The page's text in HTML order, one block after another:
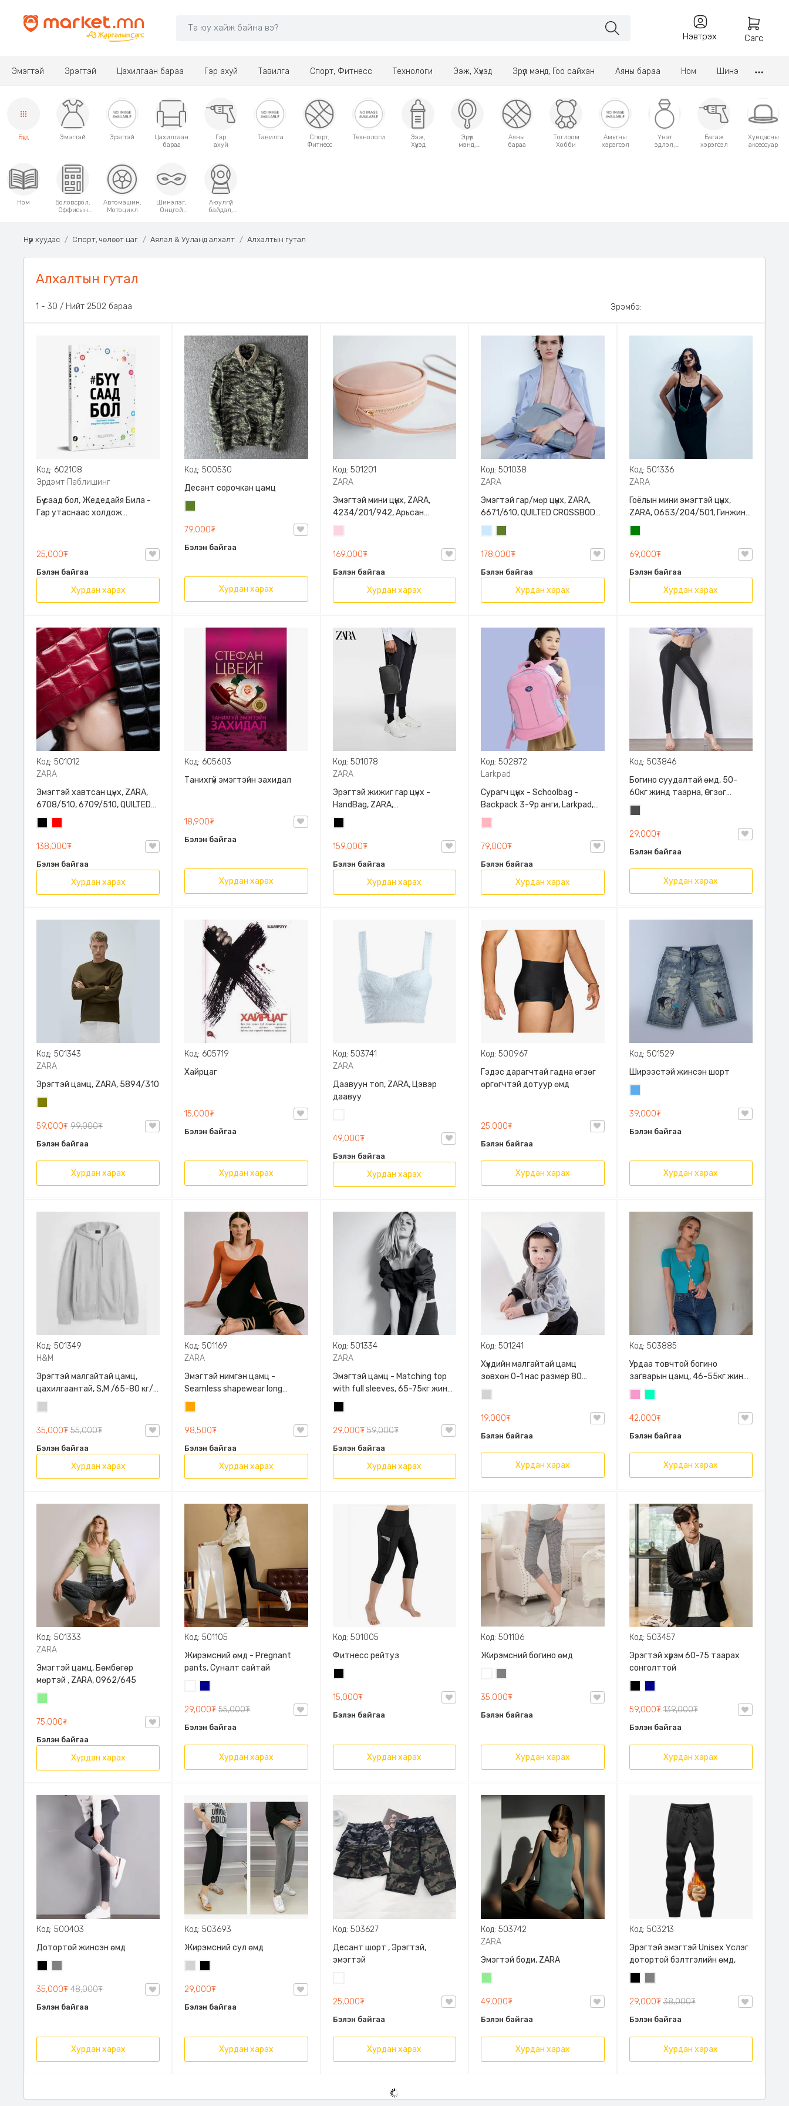
Нэвтрэх Сагс
Эмэгтэй Эрэгтэй Цахилгаан бараа Гэр ахуй Тавилга Спорт, Фитнесс Технологи Ээж, Хүүхэд Эрүүл мэнд, Гоо сайхан Аяны бараа Ном Шинэ
Бүгд Эмэгтэй Эрэгтэй
Цахилгаан
бараа
Гэр
ахуй
Тавилга
Спорт,
Фитнесс
Технологи
Ээж,
Хүүхэд
Эрүүл
мэнд,
Аяны
бараа
Тоглоом
Хобби
Амьтны
хэрэгсэл
Үнэт
эдлэл,
Багаж
хэрэгсэл
Хувцасны
аксессуар
Ном
Боловсрол,
Оффисын
Автомашин,
Мотоцикл
Шинэлэг,
Онцгой
Аюулгүй
байдал,
Нүүр хуудас Спорт, чөлөөт цаг Аялал & Ууланд алхалт Алхалтын гутал
Алхалтын гутал
31 - 60 / Нийт 2502 бараа Эрэмбэ:
Код: 602108
Эрдэмт Паблишинг
Бүү саад бол, Жедедайя Била -
Гар утаснаас холдож
9789919235192
25,000₮
Бэлэн байгаа
Хурдан харах
Код: 500530
Десант сорочкан цамц
79,000₮
Бэлэн байгаа
Хурдан харах
Код: 501201
ZARA
Эмэгтэй мини цүнх, ZARA,
4234/201/942, Арьсан
материалтай, LIMITED EDITION
OVAL LEATHER HANDBAG TRF
169,000₮
Бэлэн байгаа
Хурдан харах
Код: 501038
ZARA
Эмэгтэй гар/мөр цүнх, ZARA,
6671/610, QUILTED CROSSBODY
BAG WITH HANDLE
178,000₮
Бэлэн байгаа
Хурдан харах
Код: 501336
ZARA
Гоёлын мини эмэгтэй цүнх,
ZARA, 0653/204/501, Гинжин
оосортой, Дотроо тольтой
69,000₮
Бэлэн байгаа
Хурдан харах
Код: 501012
ZARA
Эмэгтэй хавтсан цүнх, ZARA,
6708/510, 6709/510, QUILTED
CLUTCH BAGDETAILS, Лакан,
Гинжин оосортой
138,000₮
Бэлэн байгаа
Хурдан харах
Код: 605603
Танихгүй эмэгтэйн захидал
18,900₮
Бэлэн байгаа
Хурдан харах
Код: 501078
ZARA
Эрэгтэй жижиг гар цүнх -
HandBag, ZARA,
3720/005/040, PU арьс
159,000₮
Бэлэн байгаа
Хурдан харах
Код: 502872
Larkpad
Сурагч цүнх - Schoolbag -
Backpack 3-9р анги, Larkpad,
9009-10128, Цацруулагчтай,
Олон тасалгаатай
79,000₮
Бэлэн байгаа
Хурдан харах
Код: 503846
Богино суудалтай өмд, 50-
60кг жинд таарна, Өгзөг
өргөгчтэй
29,000₮
Бэлэн байгаа
Хурдан харах
Код: 501343
ZARA
Эрэгтэй цамц, ZARA, 5894/310
59,000₮ 99,000₮
Бэлэн байгаа
Хурдан харах
Код: 605719
Хайрцаг
15,000₮
Бэлэн байгаа
Хурдан харах
Код: 503741
ZARA
Даавуун топ, ZARA, Цэвэр
даавуу
49,000₮
Бэлэн байгаа
Хурдан харах
Код: 500967
Гэдэс дарагчтай гадна өгзөг
өргөгчтэй дотуур өмд
25,000₮
Бэлэн байгаа
Хурдан харах
Код: 501529
Ширээстэй жинсэн шорт
39,000₮
Бэлэн байгаа
Хурдан харах
Код: 501349
H&M
Эрэгтэй малгайтай цамц,
цахилгаантай, S,M /65-80 кг/,
H&M, 0852614006, Даавуу
35,000₮ 55,000₮
Бэлэн байгаа
Хурдан харах
Код: 501169
ZARA
Эмэгтэй нимгэн цамц -
Seamless shapewear long
sleeve t-shirt, 40-60кг жинд
таарна, ZARA, 8779/458/615,
Урт ханцуйтай
98,500₮
Бэлэн байгаа
Хурдан харах
Код: 501334
ZARA
Эмэгтэй цамц - Matching top
with full sleeves, 65-75кг жинд
таарна, ZARA, 0962/642/800,
Задгай энгэртэй, Урт
ханцуйтай, Богино
29,000₮ 59,000₮
Бэлэн байгаа
Хурдан харах
Код: 501241
Хүүхдийн малгайтай цамц
зөвхөн 0-1 нас размер 80
сонголттой
19,000₮
Бэлэн байгаа
Хурдан харах
Код: 503885
Урдаа товчтой богино
загварын цамц, 46-55кг жинд
таарна
42,000₮
Бэлэн байгаа
Хурдан харах
Код: 501333
ZARA
Эмэгтэй цамц, Бөмбөгөр
мөртэй , ZARA, 0962/645
75,000₮
Бэлэн байгаа
Хурдан харах
Код: 501105
Жирэмсний өмд - Pregnant
pants, Суналт сайтай
29,000₮55,000₮
Бэлэн байгаа
Хурдан харах
Код: 501005
Фитнесс рейтуз
15,000₮
Бэлэн байгаа
Хурдан харах
Код: 501106
Жирэмсний богино өмд
35,000₮
Бэлэн байгаа
Хурдан харах
Код: 503457
Эрэгтэй хүрэм 60-75 таарах
сонголттой
59,000₮139,000₮
Бэлэн байгаа
Хурдан харах
Код: 500403
Дотортой жинсэн өмд
35,000₮ 48,000₮
Бэлэн байгаа
Хурдан харах
Код: 503693
Жирэмсний сул өмд
29,000₮
Бэлэн байгаа
Хурдан харах
Код: 503627
Десант шорт , Эрэгтэй,
эмэгтэй
25,000₮
Бэлэн байгаа
Хурдан харах
Код: 503742
ZARA
Эмэгтэй боди, ZARA
49,000₮
Бэлэн байгаа
Хурдан харах
Код: 503213
Эрэгтэй эмэгтэй Unisex Үслэг
дотортой бэлтгэлийн өмд,
29,000₮38,000₮
Бэлэн байгаа
Хурдан харах